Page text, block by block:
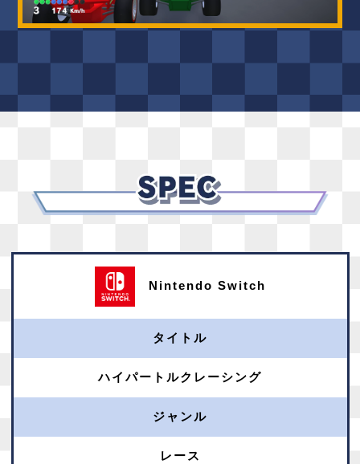
Nintendo Switch
タイトル
ハイパートルクレーシング
ジャンル
レース